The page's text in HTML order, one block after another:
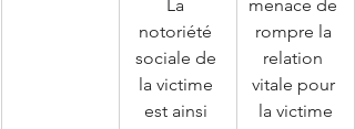
La
notoriété
sociale de
la victime
est ainsi
menace de
rompre la
relation
vitale pour
la victime